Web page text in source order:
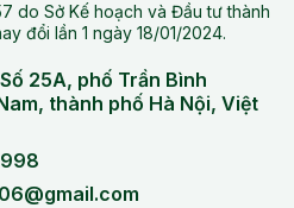
do Sở Kế hoạch và Đầu tư thành
đổi lần 1 ngày 18/01/2024.
25A, phố Trần Bình
thành phố Hà Nội, Việt